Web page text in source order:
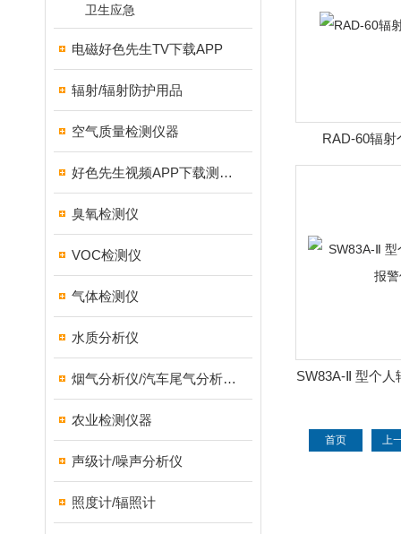
卫生应急
电磁好色先生TV下载APP
辐射/辐射防护用品
空气质量检测仪器
好色先生视频APP下载测试仪
臭氧检测仪
VOC检测仪
气体检测仪
水质分析仪
烟气分析仪/汽车尾气分析仪/转速表/汽车维修检测设备
农业检测仪器
声级计/噪声分析仪
照度计/辐照计
RAD-60辐射
SW83A-Ⅱ 型个
首页 上